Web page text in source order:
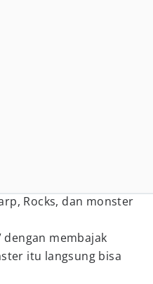
Rocks, dan monster
dengan membajak
itu langsung bisa